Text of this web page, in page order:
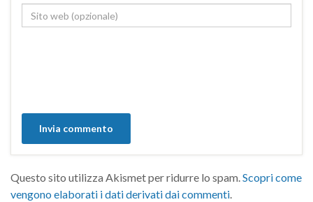
Questo sito utilizza Akismet per ridurre lo spam.Scopri come
vengono elaborati i dati derivati dai commenti.